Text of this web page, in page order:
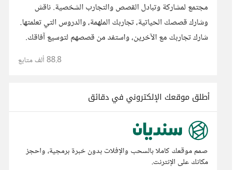
مجتمع لمشاركة وتبادل القصص والتجارب الشخصية. ناقش
وشارك قصصك الحياتية، تجاربك الملهمة، والدروس التي تعلمتها.
شارك تجاربك مع الآخرين، واستفد من قصصهم لتوسيع آفاقك.
88.8 ألف متابع
أطلق موقعك الإلكتروني في دقائق
صمم موقعك كاملا بالسحب والإفلات بدون خبرة برمجية، واحجز
مكانك على الإنترنت.